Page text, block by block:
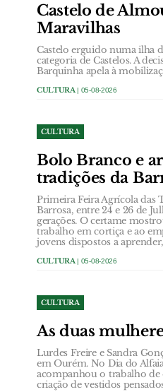
Castelo de
Maravilhas
Castelo erguido numa ilha
categoria de Castelos. A
Barquinha apela à
CULTURA | 05-08-2026
CULTURA
Bolo Branco e
tradições da
Primeira Feira Agrícola das
Barrosa, entre 24 e 26 de
gerações. O certame
trabalho em cortiça e ao
jovens dispostos a
CULTURA | 05-08-2026
CULTURA
As duas
Lurdes Freire e Sandra
em Ourém. No Dia do
acompanhou o trabalho de
criação de vestidos